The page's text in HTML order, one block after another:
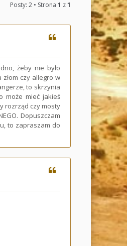
Posty: 2 • Strona 1 z1
żeby nie było
czy allegro w
to skrzynia
może mieć jakieś
rozrząd czy mosty
Dopuszczam
to zapraszam do